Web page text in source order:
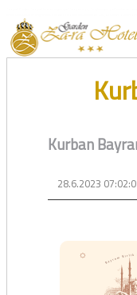
Kurban
28.6.2023